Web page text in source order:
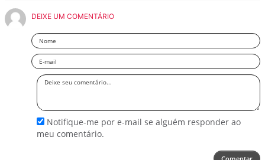
DEIXE UM COMENTÁRIO
Nome
Email
Deixe
Notifique-me por e-mail se alguém responder ao
meu comentário.